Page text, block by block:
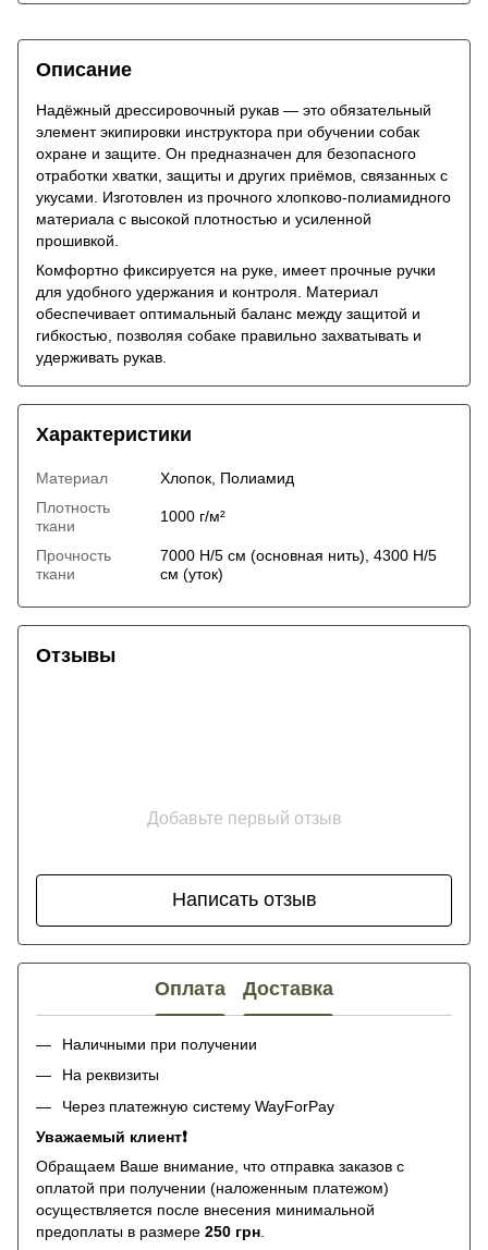
Описание
Надёжный дрессировочный рукав — это обязательный
элемент экипировки инструктора при обучении собак
охране и защите. Он предназначен для безопасного
отработки хватки, защиты и других приёмов, связанных с
укусами. Изготовлен из прочного хлопково-полиамидного
материала с высокой плотностью и усиленной
прошивкой.
Комфортно фиксируется на руке, имеет прочные ручки
для удобного удержания и контроля. Материал
обеспечивает оптимальный баланс между защитой и
гибкостью, позволяя собаке правильно захватывать и
удерживать рукав.
Характеристики
Материал
Хлопок, Полиамид
Плотность
ткани
1000 г/м²
Прочность
ткани
7000 Н/5 см (основная нить), 4300 Н/5
см (уток)
Отзывы
Добавьте первый отзыв
Написать отзыв
Оплата Доставка
Наличными при получении
На реквизиты
Через платежную систему WayForPay
Уважаемый клиент❗️
Обращаем Ваше внимание, что отправка заказов с
оплатой при получении (наложенным платежом)
осуществляется после внесения минимальной
предоплаты в размере 250 грн